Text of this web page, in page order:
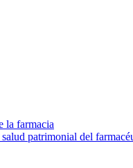
la farmacia
patrimonial del